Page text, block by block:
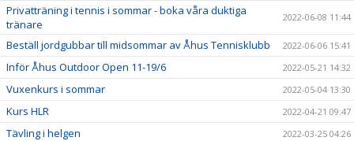
Privatträning i tennis i sommar - boka våra duktiga
tränare
2022-06-08 11:44
Beställ jordgubbar till midsommar av Åhus Tennisklubb 2022-06-06 15:41
Inför Åhus Outdoor Open 11-19/6 2022-05-21 14:32
Vuxenkurs i sommar 2022-05-04 13:30
Kurs HLR 2022-04-21 09:47
Tävling i helgen 2022-03-25 04:26